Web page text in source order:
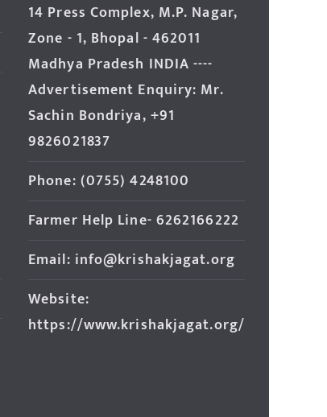
14 Press Complex, M.P. Nagar,
Zone - 1, Bhopal - 462011
Madhya Pradesh INDIA ----
Advertisement Enquiry: Mr.
Sachin Bondriya, +91
9826021837
Phone: (0755) 4248100
Farmer Help Line- 6262166222
Email: info@krishakjagat.org
Website:
https://www.krishakjagat.org/